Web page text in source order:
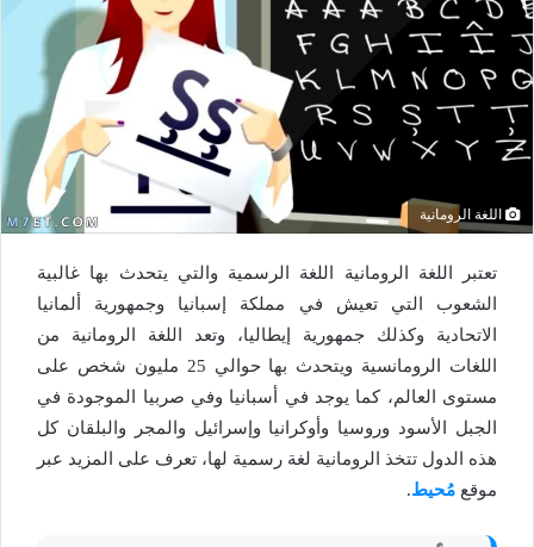
اللغة الرومانية
تعتبر اللغة الرومانية اللغة الرسمية والتي يتحدث بها غالبية
الشعوب التي تعيش في مملكة إسبانيا وجمهورية ألمانيا
الاتحادية وكذلك جمهورية إيطاليا، وتعد اللغة الرومانية من
اللغات الرومانسية ويتحدث بها حوالي 25 مليون شخص على
مستوى العالم، كما يوجد في أسبانيا وفي صربيا الموجودة في
الجبل الأسود وروسيا وأوكرانيا وإسرائيل والمجر والبلقان كل
هذه الدول تتخذ الرومانية لغة رسمية لها، تعرف على المزيد عبر
موقع مُحيط.